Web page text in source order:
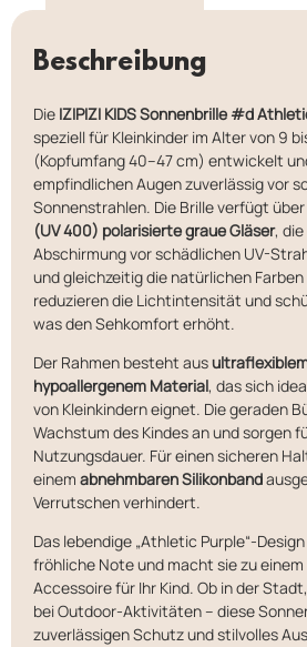
Beschreibung
Die IZIPIZI KIDS Sonnenbrille #d
speziell für Kleinkinder im Alter von 9
(Kopfumfang 40–47 cm) entwickelt
empfindlichen Augen zuverlässig vor
Sonnenstrahlen. Die Brille verfügt über
(UV 400) polarisierte graue Gläser,
Abschirmung vor schädlichen UV-
und gleichzeitig die natürlichen
reduzieren die Lichtintensität und
was den Sehkomfort erhöht.
Der Rahmen besteht aus
hypoallergenem Material, das sich
von Kleinkindern eignet. Die geraden
Wachstum des Kindes an und sorgen
Nutzungsdauer. Für einen sicheren
einem abnehmbaren Silikonband
Verrutschen verhindert.
Das lebendige „Athletic Purple“-
fröhliche Note und macht sie zu
Accessoire für Ihr Kind. Ob in der
bei Outdoor-Aktivitäten – diese
zuverlässigen Schutz und stilvolles